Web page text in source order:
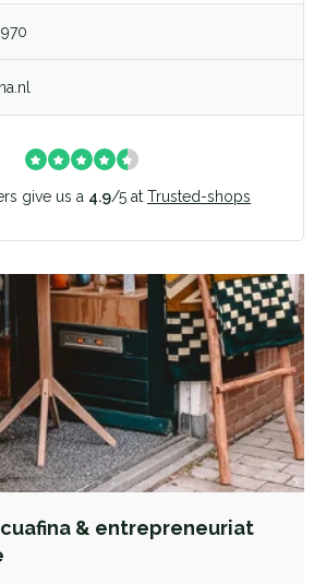
give us a 4.9/5 at Trusted-shops
& entrepreneuriat